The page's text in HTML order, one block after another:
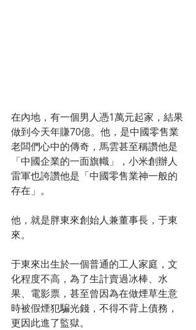
在內地，有一個男人憑1萬元起家，結果
做到今天年賺70億。他，是中國零售業
老闆們心中的傳奇，馬雲甚至稱讚他是
「中國企業的一面旗幟」，小米創辦人
雷軍也誇讚他是「中國零售業神一般的
存在」。
他，就是胖東來創始人兼董事長，于東
來。
于東來出生於一個普通的工人家庭，文
化程度不高，為了生計賣過冰棒、水
果、電影票，甚至曾因為在做煙草生意
時被假煙犯騙光錢，不得不背上債務，
更因此進了監獄。